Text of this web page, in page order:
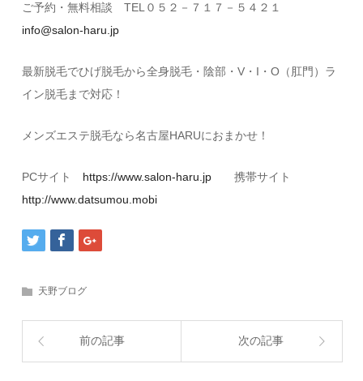
ご予約・無料相談 TEL０５２－７１７－５４２１
info@salon-haru.jp
最新脱毛でひげ脱毛から全身脱毛・陰部・V・I・O（肛門）ラ
イン脱毛まで対応！
メンズエステ脱毛なら名古屋HARUにおまかせ！
PCサイト https://www.salon-haru.jp 携帯サイト
http://www.datsumou.mobi
天野ブログ
前の記事 次の記事